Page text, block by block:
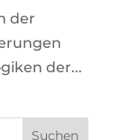
der
der...